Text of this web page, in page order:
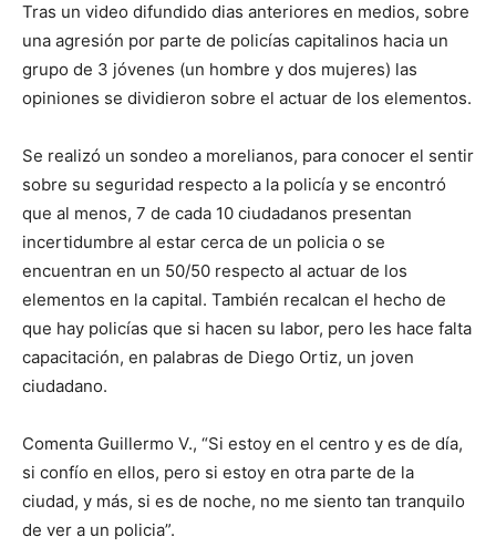
Tras un video difundido dias anteriores en medios, sobre
una agresión por parte de policías capitalinos hacia un
grupo de 3 jóvenes (un hombre y dos mujeres) las
opiniones se dividieron sobre el actuar de los elementos.
Se realizó un sondeo a morelianos, para conocer el sentir
sobre su seguridad respecto a la policía y se encontró
que al menos, 7 de cada 10 ciudadanos presentan
incertidumbre al estar cerca de un policia o se
encuentran en un 50/50 respecto al actuar de los
elementos en la capital. También recalcan el hecho de
que hay policías que si hacen su labor, pero les hace falta
capacitación, en palabras de Diego Ortiz, un joven
ciudadano.
Comenta Guillermo V., “Si estoy en el centro y es de día,
si confío en ellos, pero si estoy en otra parte de la
ciudad, y más, si es de noche, no me siento tan tranquilo
de ver a un policia”.